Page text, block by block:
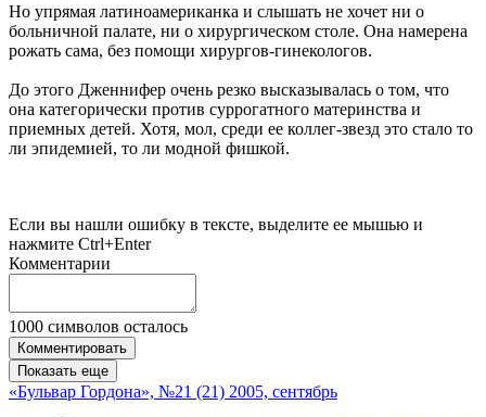
Но упрямая латиноамериканка и слышать не хочет ни о
больничной палате, ни о хирургическом столе. Она намерена
рожать сама, без помощи хирургов-гинекологов.
До этого Дженнифер очень резко высказывалась о том, что
она категорически против суррогатного материнства и
приемных детей. Хотя, мол, среди ее коллег-звезд это стало то
ли эпидемией, то ли модной фишкой.
Если вы нашли ошибку в тексте, выделите ее мышью и
нажмите Ctrl+Enter
Комментарии
1000 символов осталось
Комментировать
Показать еще
«Бульвар Гордона», №21 (21) 2005, сентябрь